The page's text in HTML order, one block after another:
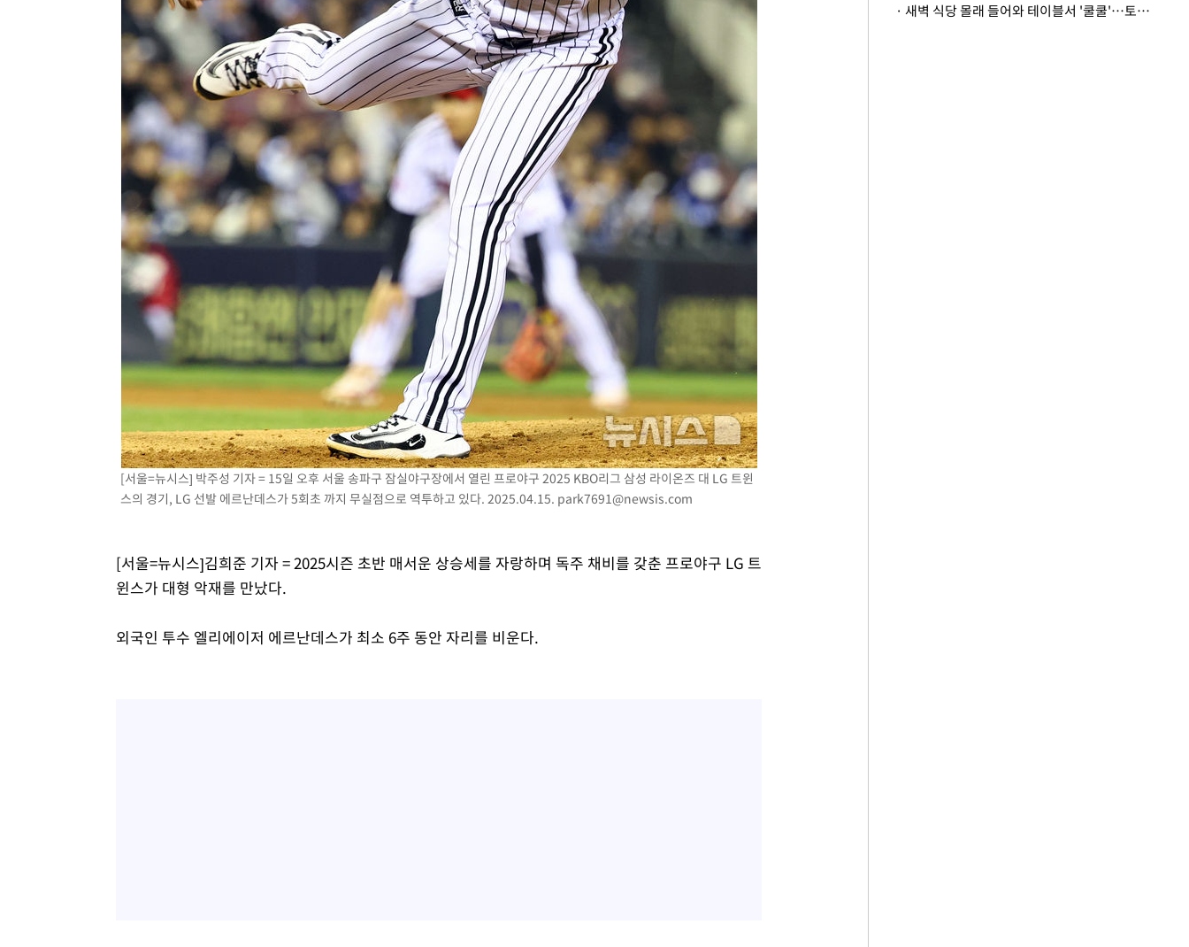
외신들도 주목한 韓축구 파문…"국민적 공분에 수사 재개"
11시간 압수수색에 성접대 파문까지…'쑥대밭' 된 축구협회
[속보]규제합리화위원회 부위원장에 김태유 서울대 공대 교수…이병태
[서울=뉴시스] 박주성 기자 = 15일 오후 서울 송파구 잠실야구장에서 열린 프로야구 2025 KBO리그 삼성 라이온즈 대 LG 트윈
스의 경기, LG 선발 에르난데스가 5회초 까지 무실점으로 역투하고 있다. 2025.04.15. park7691@newsis.com
[서울=뉴시스]김희준 기자 = 2025시즌 초반 매서운 상승세를 자랑하며 독주 채비를 갖춘 프로야구 LG 트
윈스가 대형 악재를 만났다.
외국인 투수 엘리에이저 에르난데스가 최소 6주 동안 자리를 비운다.
· 새벽 식당 몰래 들어와 테이블서 '쿨쿨'…토사물 남기고 사라진 남성